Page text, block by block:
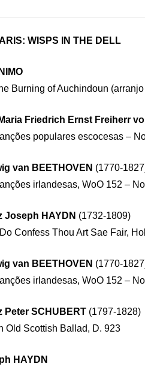
WI SPS IN THE DELL
Burning of Auchindoun
Friedrich Ernst Freiherr
populares escocesas –
van BEETHOVEN (1770-
irlandesas, WoO 152 –
Joseph HAYDN (1732-1809)
Confess Thou Art Sae Fair,
van BEETHOVEN (1770-
irlandesas, WoO 152 –
Peter SCHUBERT (1797-1828)
Old Scottish Ballad, D. 923
HAYDN